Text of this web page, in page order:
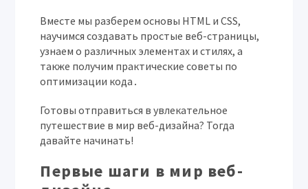
Вместе мы разберем основы HTML и CSS,
научимся создавать простые веб-страницы,
узнаем о различных элементах и стилях, а
также получим практические советы по
оптимизации кода․
Готовы отправиться в увлекательное
путешествие в мир веб-дизайна? Тогда
давайте начинать!
Первые шаги в мир веб-